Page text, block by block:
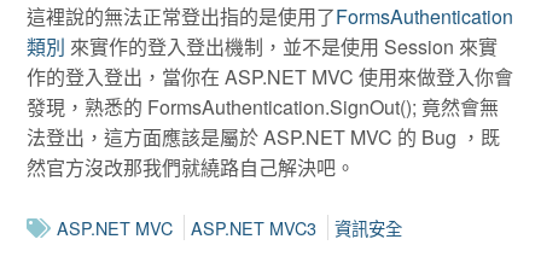
這裡說的無法正常登出指的是使用了FormsAuthentication
類別 來實作的登入登出機制，並不是使用 Session 來實
作的登入登出，當你在 ASP.NET MVC 使用來做登入你會
發現，熟悉的 FormsAuthentication.SignOut(); 竟然會無
法登出，這方面應該是屬於 ASP.NET MVC 的 Bug ，既
然官方沒改那我們就繞路自己解決吧。
ASP.NET MVC ASP.NET MVC3 資訊安全